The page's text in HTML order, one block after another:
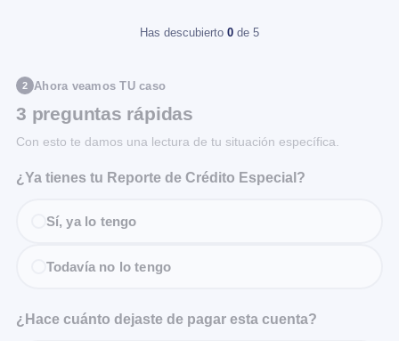
Has descubierto 0 de 5
2 Ahora veamos TU caso
3 preguntas rápidas
Con esto te damos una lectura de tu situación específica.
¿Ya tienes tu Reporte de Crédito Especial?
Sí, ya lo tengo
Todavía no lo tengo
¿Hace cuánto dejaste de pagar esta cuenta?